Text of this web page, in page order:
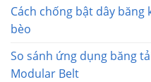
Cách chống bật dây băng
bèo
So sánh ứng dụng băng
Modular Belt